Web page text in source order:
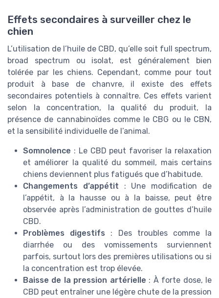
Effets secondaires à surveiller chez le
chien
L’utilisation de l’huile de CBD, qu’elle soit full spectrum,
broad spectrum ou isolat, est généralement bien
tolérée par les chiens. Cependant, comme pour tout
produit à base de chanvre, il existe des effets
secondaires potentiels à connaître. Ces effets varient
selon la concentration, la qualité du produit, la
présence de cannabinoïdes comme le CBG ou le CBN,
et la sensibilité individuelle de l’animal.
Somnolence : Le CBD peut favoriser la relaxation
et améliorer la qualité du sommeil, mais certains
chiens deviennent plus fatigués que d’habitude.
Changements d’appétit : Une modification de
l’appétit, à la hausse ou à la baisse, peut être
observée après l’administration de gouttes d’huile
CBD.
Problèmes digestifs : Des troubles comme la
diarrhée ou des vomissements surviennent
parfois, surtout lors des premières utilisations ou si
la concentration est trop élevée.
Baisse de la pression artérielle : À forte dose, le
CBD peut entraîner une légère chute de la pression